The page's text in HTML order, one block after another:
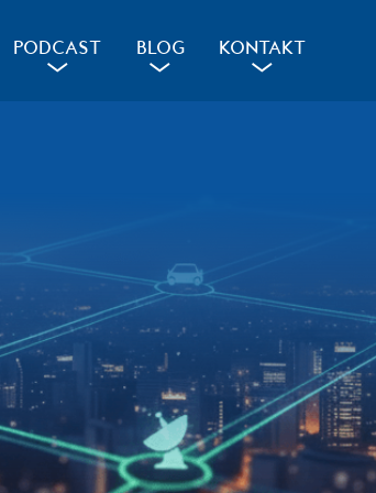
PODCAST
a
BLOG
a
KONTAKT
a